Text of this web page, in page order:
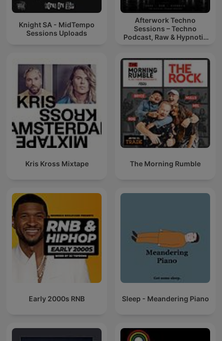
Knight SA - MidTempo
Sessions Uploads
Afterwork Techno
Sessions – Techno
Podcast, Raw & Hypnotic
Kris Kross Mixtape The Morning Rumble
Early 2000s RNB Sleep - Meandering Piano